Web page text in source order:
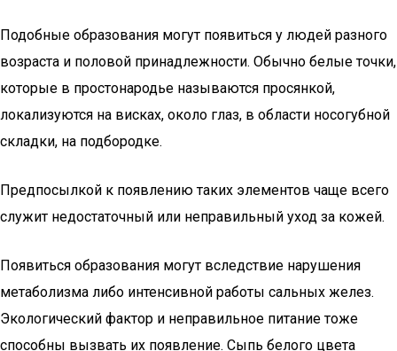
Подобные образования могут появиться у людей разного
возраста и половой принадлежности. Обычно белые точки,
которые в простонародье называются просянкой,
локализуются на висках, около глаз, в области носогубной
складки, на подбородке.
Предпосылкой к появлению таких элементов чаще всего
служит недостаточный или неправильный уход за кожей.
Появиться образования могут вследствие нарушения
метаболизма либо интенсивной работы сальных желез.
Экологический фактор и неправильное питание тоже
способны вызвать их появление. Сыпь белого цвета